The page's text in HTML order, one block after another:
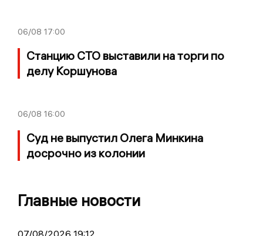
06/08 17:00
Станцию СТО выставили на торги по
делу Коршунова
06/08 16:00
Суд не выпустил Олега Минкина
досрочно из колонии
Главные новости
07/08/2026 19:12